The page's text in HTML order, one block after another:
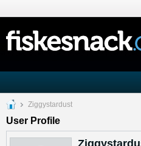
Ziggystardust
User Profile